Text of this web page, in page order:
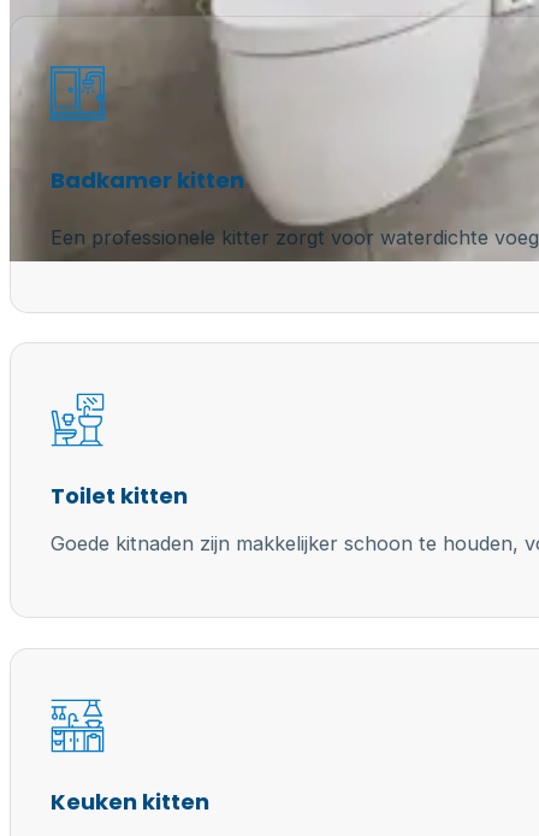
Badkamer kitten
Een professionele kitter zorgt voor waterdichte
Toilet kitten
Goede kitnaden zijn makkelijker schoon te houden,
Keuken kitten